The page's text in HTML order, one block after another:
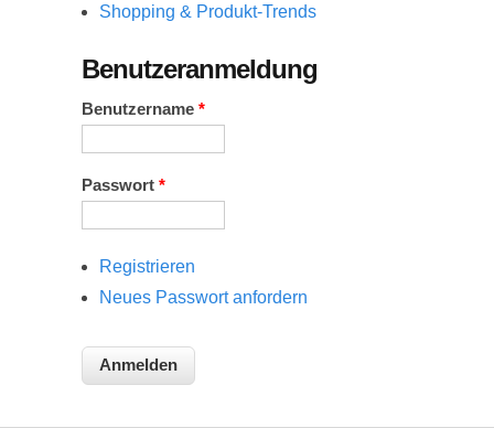
Shopping & Produkt-Trends
Benutzeranmeldung
Benutzername *
Passwort *
Registrieren
Neues Passwort anfordern